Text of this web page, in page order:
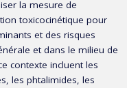
la mesure de
toxicocinétique pour
et des risques
et dans le milieu de
contexte incluent les
les phtalimides, les